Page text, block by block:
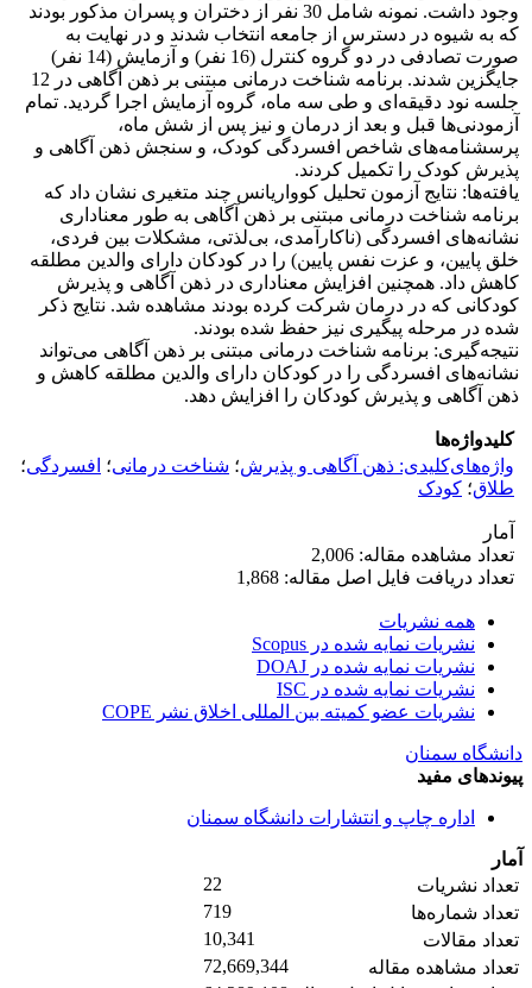
وجود داشت. نمونه شامل 30 نفر از دختران و پسران مذکور بودند
که به شیوه در دسترس از جامعه انتخاب شدند و در نهایت به
صورت تصادفی در دو گروه کنترل (16 نفر) و آزمایش (14 نفر)
جایگزین شدند. برنامه شناخت درمانی مبتنی بر ذهن آگاهی در 12
جلسه نود دقیقه‌ای و طی سه ماه، گروه آزمایش اجرا گردید. تمام
آزمودنی‌ها قبل و بعد از درمان و نیز پس از شش ماه،
پرسشنامه‌های شاخص افسردگی کودک، و سنجش ذهن آگاهی و
پذیرش کودک را تکمیل کردند.
یافته‌ها: نتایج آزمون تحلیل کوواریانس چند متغیری نشان داد که
برنامه شناخت درمانی مبتنی بر ذهن آگاهی به طور معناداری
نشانه‌های افسردگی (ناکارآمدی، بی‌لذتی، مشکلات بین فردی،
خلق پایین، و عزت نفس پایین) را در کودکان دارای والدین مطلقه
کاهش داد. همچنین افزایش معناداری در ذهن آگاهی و پذیرش
کودکانی که در درمان شرکت کرده بودند مشاهده شد. نتایج ذکر
شده در مرحله پیگیری نیز حفظ شده بودند.
نتیجه‌گیری: برنامه شناخت درمانی مبتنی بر ذهن آگاهی می‌تواند
نشانه‌های افسردگی را در کودکان دارای والدین مطلقه کاهش و
ذهن آگاهی و پذیرش کودکان را افزایش دهد.
کلیدواژه‌ها
واژه‌های‌کلیدی: ذهن آگاهی و پذیرش؛ شناخت درمانی؛ افسردگی؛
طلاق؛ کودک
آمار
تعداد مشاهده مقاله: 2,006
تعداد دریافت فایل اصل مقاله: 1,868
همه نشریات
نشریات نمایه شده در Scopus
نشریات نمایه شده در DOAJ
نشریات نمایه شده در ISC
نشریات عضو کمیته بین المللی اخلاق نشر COPE
دانشگاه سمنان
پیوندهای مفید
اداره چاپ و انتشارات دانشگاه سمنان
آمار
تعداد نشریات
22
تعداد شماره‌ها
719
تعداد مقالات
10,341
تعداد مشاهده مقاله
72,669,344